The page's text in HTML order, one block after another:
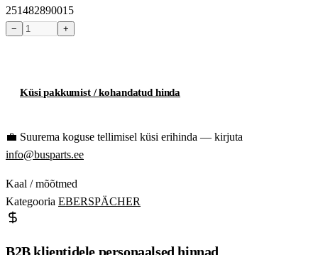
251482890015
− +
Küsi pakkumist / kohandatud hinda
💼 Suurema koguse tellimisel küsi erihinda — kirjuta
info@busparts.ee
Kaal / mõõtmed
Kategooria EBERSPÄCHER
B2B klientidele personaalsed hinnad